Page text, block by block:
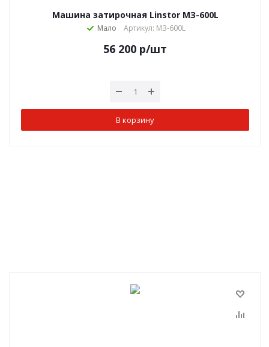
Машина затирочная Linstor МЗ-600L
Мало Артикул: МЗ-600L
56 200 р/шт
В корзину